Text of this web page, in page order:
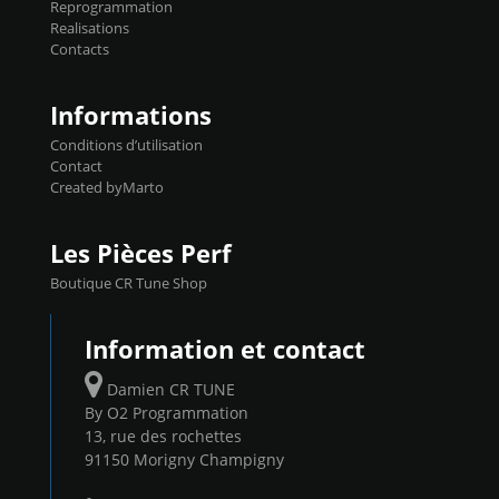
Reprog SP 98 sur le calculateur d'origine
450€ TTC Un gain d'environ 10cv et 15nm
Reprogrammation
Realisations
Contacts
Informations
Conditions d’utilisation
Contact
Created byMarto
Les Pièces Perf
Boutique CR Tune Shop
Information et contact
Damien CR TUNE
By O2 Programmation
13, rue des rochettes
91150 Morigny Champigny